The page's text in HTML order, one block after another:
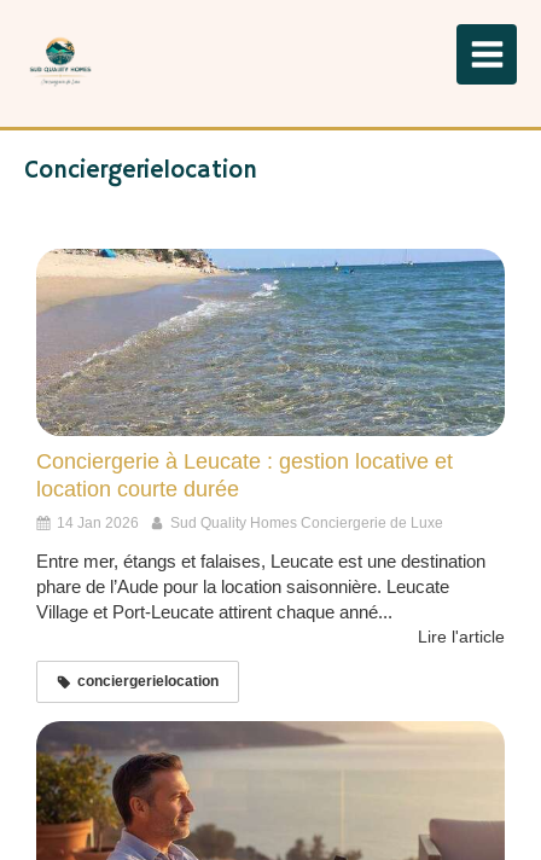
Conciergerielocation
Conciergerie à Leucate : gestion locative et
location courte durée
14 Jan 2026 Sud Quality Homes Conciergerie de Luxe
Entre mer, étangs et falaises, Leucate est une destination
phare de l’Aude pour la location saisonnière. Leucate
Village et Port-Leucate attirent chaque anné...
Lire l'article
conciergerielocation